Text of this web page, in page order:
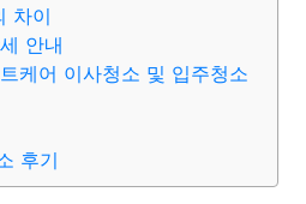
차이
안내
케어 이사청소 및 입주청소
후기